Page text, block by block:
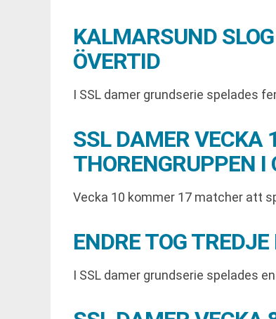
KALMARSUND
ÖVERTID
I SSL damer grundserie spelades
SSL DAMER VECKA
THORENGRUPPEN I
Vecka 10 kommer 17 matcher att
ENDRE TOG
I SSL damer grundserie spelades